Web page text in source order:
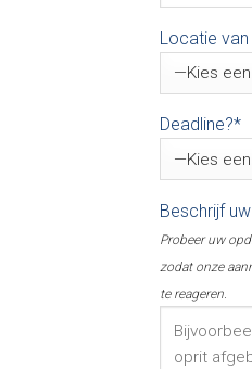
Locatie
Deadline?*
Beschrijf
Probeer uw
zodat onze
te reageren.